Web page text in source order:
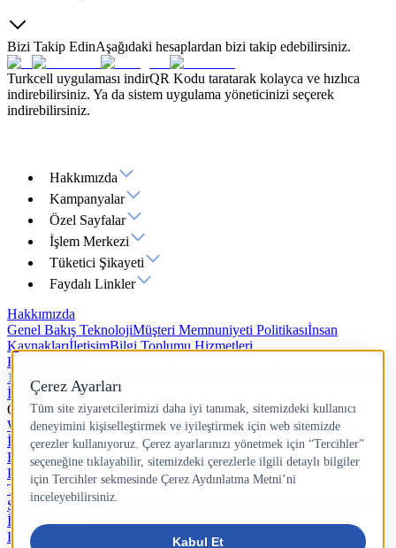
Bizi Takip EdinAşağıdaki hesaplardan bizi takip edebilirsiniz.
Turkcell uygulaması indirQR Kodu taratarak kolayca ve hızlıca
indirebilirsiniz. Ya da sistem uygulama yöneticinizi seçerek
indirebilirsiniz.
Hakkımızda
Kampanyalar
Özel Sayfalar
İşlem Merkezi
Tüketici Şikayeti
Faydalı Linkler
Hakkımızda
Genel Bakış TeknolojiMüşteri Memnuniyeti Politikasıİnsan
KaynaklarıİletişimBilgi Toplumu Hizmetleri
Kampanyalar
100 Mbps İnternet
İnternet
Özel Sayfalar
Wi-Fi 7Yazlık İnternetHız Testi IP Adresi SorgulamaPing Testi
İşlem Merkezi
Fatura İşlemleriAbonelik İşlemleriÜrün ve ServislerimPaket
DeğiştirmeEk Ürün AlKablosuz Ağ İşlemleri
Tüketici Şikayeti
Şikayet Talebi Oluşturma
İade Duyurusu
Faydalı Linkler